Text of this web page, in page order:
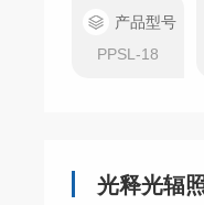
检测方法：光释
标准：2025年版
产品型号
PPSL-18
光释光辐